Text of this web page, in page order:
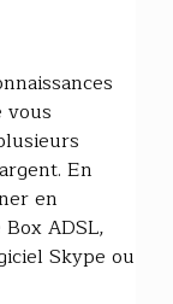
vous
En
en
ADSL,
Skype ou